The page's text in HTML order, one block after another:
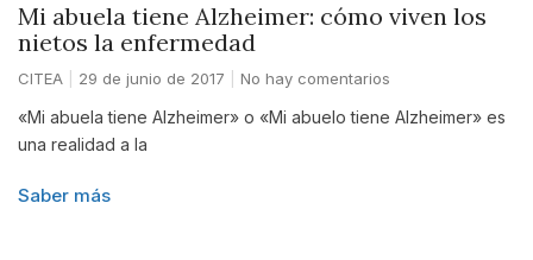
Mi abuela tiene Alzheimer: cómo viven los
nietos la enfermedad
CITEA 29 de junio de 2017 No hay comentarios
«Mi abuela tiene Alzheimer» o «Mi abuelo tiene Alzheimer» es
una realidad a la
Saber más